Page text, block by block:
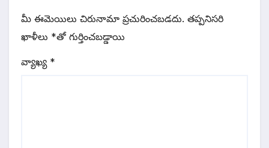
మీ ఈమెయిలు చిరునామా ప్రచురించబడదు. తప్పనిసరి
ఖాళీలు *‌తో గుర్తించబడ్డాయి
వ్యాఖ్య *